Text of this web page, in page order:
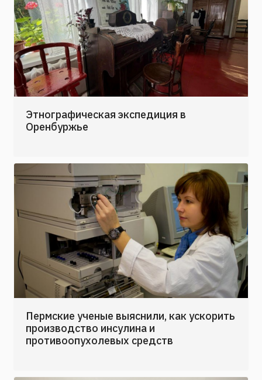
Этнографическая экспедиция в
Оренбуржье
Пермские ученые выяснили, как ускорить
производство инсулина и
противоопухолевых средств